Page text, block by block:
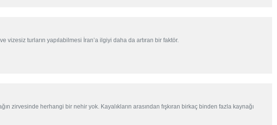
vizesiz turların yapılabilmesi İran’a ilgiyi daha da artıran bir faktör.
zirvesinde herhangi bir nehir yok. Kayalıkların arasından fışkıran birkaç binden fazla kaynağı